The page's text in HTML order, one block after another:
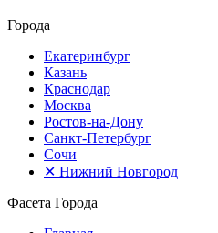
Города
Екатеринбург
Казань
Краснодар
Москва
Ростов-на-Дону
Санкт-Петербург
Сочи
✕ Нижний Новгород
Фасета Города